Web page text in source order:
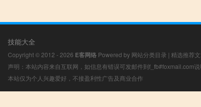
技能大全
Copyright © 2012 - 2026 E客网络 Powered by 网站分类目录 | 精选推荐
声明：本站内容来自互联网，如信息有错误可发邮件到f_fb#foxmail.com
本站仅为个人兴趣爱好，不接盈利性广告及商业合作